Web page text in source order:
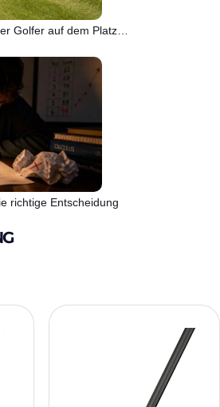
Golfer auf dem Platz…
richtige Entscheidung